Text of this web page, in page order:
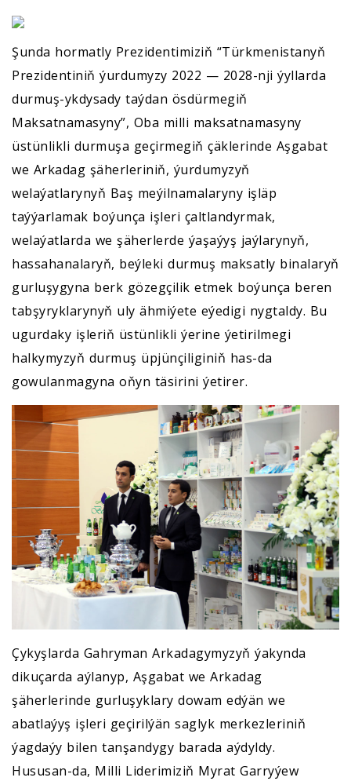
Şunda hormatly Prezidentimiziň “Türkmenistanyň
Prezidentiniň ýurdumyzy 2022 — 2028-nji ýyllarda
durmuş-ykdysady taýdan ösdürmegiň
Maksatnamasyny”, Oba milli maksatnamasyny
üstünlikli durmuşa geçirmegiň çäklerinde Aşgabat
we Arkadag şäherleriniň, ýurdumyzyň
welaýatlarynyň Baş meýilnamalaryny işläp
taýýarlamak boýunça işleri çaltlandyrmak,
welaýatlarda we şäherlerde ýaşaýyş jaýlarynyň,
hassahanalaryň, beýleki durmuş maksatly binalaryň
gurluşygyna berk gözegçilik etmek boýunça beren
tabşyryklarynyň uly ähmiýete eýedigi nygtaldy. Bu
ugurdaky işleriň üstünlikli ýerine ýetirilmegi
halkymyzyň durmuş üpjünçiliginiň has-da
gowulanmagyna oňyn täsirini ýetirer.
Çykyşlarda Gahryman Arkadagymyzyň ýakynda
dikuçarda aýlanyp, Aşgabat we Arkadag
şäherlerinde gurluşyklary dowam edýän we
abatlaýyş işleri geçirilýän saglyk merkezleriniň
ýagdaýy bilen tanşandygy barada aýdyldy.
Hususan-da, Milli Liderimiziň Myrat Garryýew